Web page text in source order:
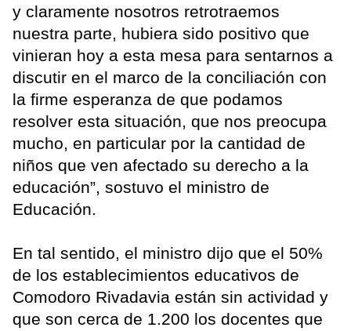
y claramente nosotros retrotraemos
nuestra parte, hubiera sido positivo que
vinieran hoy a esta mesa para sentarnos a
discutir en el marco de la conciliación con
la firme esperanza de que podamos
resolver esta situación, que nos preocupa
mucho, en particular por la cantidad de
niños que ven afectado su derecho a la
educación”, sostuvo el ministro de
Educación.
En tal sentido, el ministro dijo que el 50%
de los establecimientos educativos de
Comodoro Rivadavia están sin actividad y
que son cerca de 1.200 los docentes que